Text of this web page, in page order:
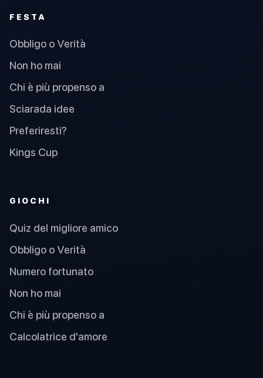
FESTA
Obbligo o Verità
Non ho mai
Chi è più propenso a
Sciarada idee
Preferiresti?
Kings Cup
GIOCHI
Quiz del migliore amico
Obbligo o Verità
Numero fortunato
Non ho mai
Chi è più propenso a
Calcolatrice d'amore